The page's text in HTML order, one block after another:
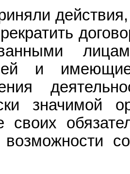
и
значимой
своих